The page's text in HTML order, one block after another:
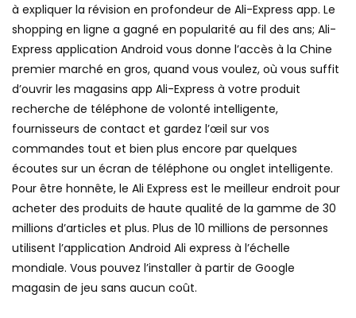
à expliquer la révision en profondeur de Ali-Express app. Le
shopping en ligne a gagné en popularité au fil des ans; Ali-
Express application Android vous donne l’accès à la Chine
premier marché en gros, quand vous voulez, où vous suffit
d’ouvrir les magasins app Ali-Express à votre produit
recherche de téléphone de volonté intelligente,
fournisseurs de contact et gardez l’œil sur vos
commandes tout et bien plus encore par quelques
écoutes sur un écran de téléphone ou onglet intelligente.
Pour être honnête, le Ali Express est le meilleur endroit pour
acheter des produits de haute qualité de la gamme de 30
millions d’articles et plus. Plus de 10 millions de personnes
utilisent l’application Android Ali express à l’échelle
mondiale. Vous pouvez l’installer à partir de Google
magasin de jeu sans aucun coût.